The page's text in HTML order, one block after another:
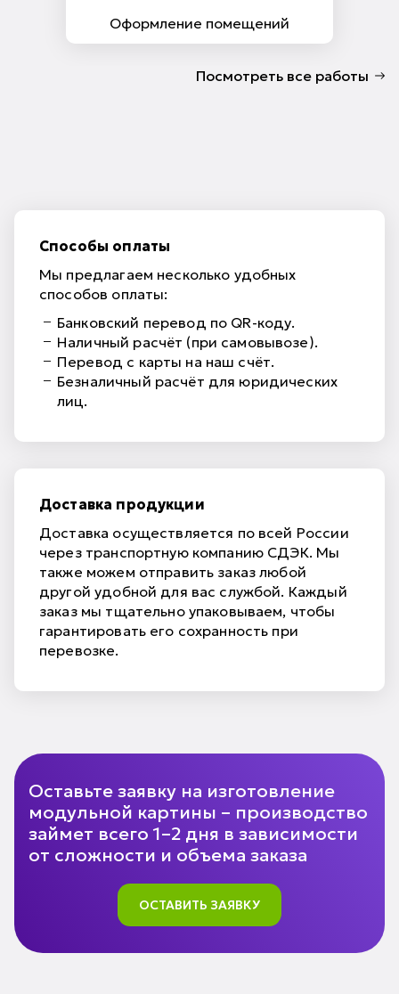
Оформление помещений
Посмотреть все работы
Способы оплаты
Мы предлагаем несколько удобных
способов оплаты:
Банковский перевод по QR-коду.
Наличный расчёт (при самовывозе).
Перевод с карты на наш счёт.
Безналичный расчёт для юридических
лиц.
Доставка продукции
Доставка осуществляется по всей России
через транспортную компанию СДЭК. Мы
также можем отправить заказ любой
другой удобной для вас службой. Каждый
заказ мы тщательно упаковываем, чтобы
гарантировать его сохранность при
перевозке.
Оставьте заявку на изготовление
модульной картины – производство
займет всего 1–2 дня в зависимости
от сложности и объема заказа
ОСТАВИТЬ ЗАЯВКУ